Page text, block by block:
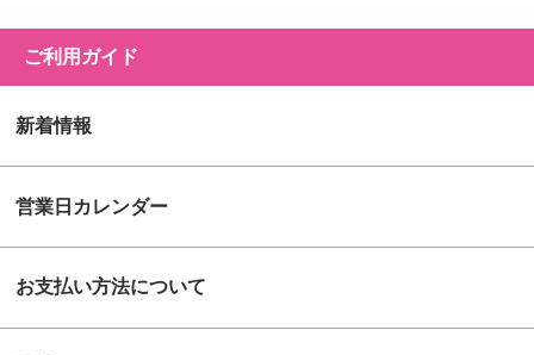
ご利用ガイド
新着情報
営業日カレンダー
お支払い方法について